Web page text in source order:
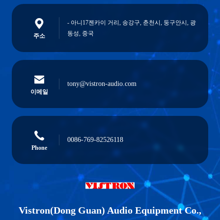
주소
- 아니17젠카이 거리, 송강구, 춘천시, 둥구안시, 광
동성, 중국
이메일
tony@vistron-audio.com
Phone
0086-769-82526118
Vistron(Dong Guan) Audio Equipment Co.,